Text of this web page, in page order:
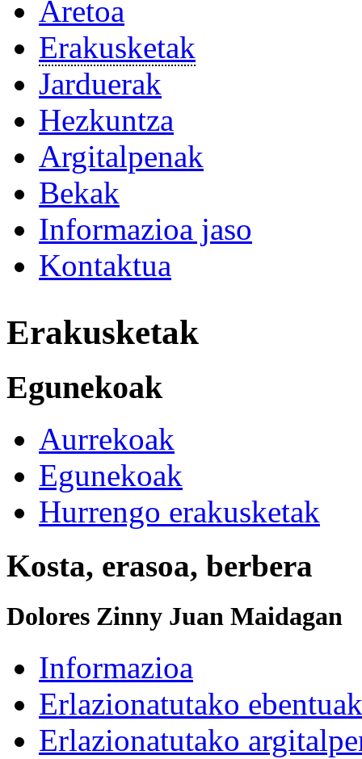
Aretoa
Erakusketak
Jarduerak
Hezkuntza
Argitalpenak
Bekak
Informazioa jaso
Kontaktua
Erakusketak
Egunekoak
Aurrekoak
Egunekoak
Hurrengo erakusketak
Kosta, erasoa, berbera
Dolores Zinny Juan Maidagan
Informazioa
Erlazionatutako ebentuak
Erlazionatutako